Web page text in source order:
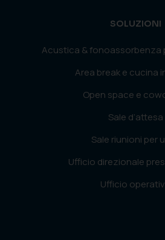
SOLUZIONI
Acustica & fonoassorbenza
Area break e cucina
Open space e
Sale d’attesa
Sale riunioni per
Ufficio direzionale
Ufficio